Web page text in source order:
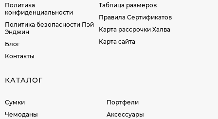
Политика
конфиденциальности
Политика безопасности Пэй
Энджин
Блог
Контакты
Таблица размеров
Правила Сертификатов
Карта рассрочки Халва
Карта сайта
КАТАЛОГ
Сумки
Чемоданы
Портфели
Аксессуары